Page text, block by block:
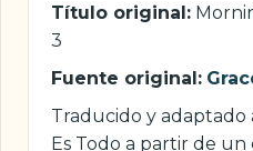
Título original:
3
Fuente original:
Traducido y adaptado
Es Todo a partir de